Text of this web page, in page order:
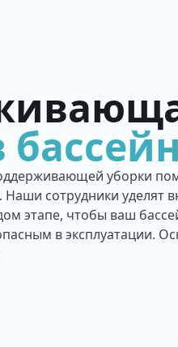
уборки
Наши сотрудники уделят
этапе, чтобы ваш
в эксплуатации.